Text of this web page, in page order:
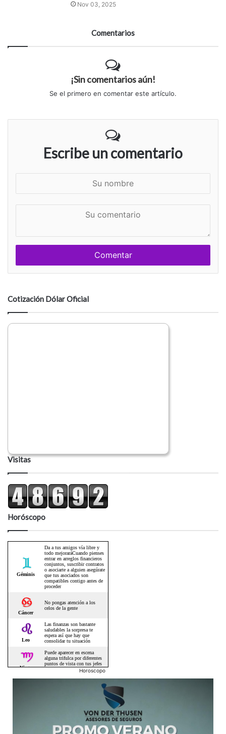
Nov 03, 2025
Comentarios
¡Sin comentarios aún!
Se el primero en comentar este artículo.
Escribe un comentario
e
n
a
i
o
Cotización Dólar Oficial
Visitas
Horóscopo
Horoscopo